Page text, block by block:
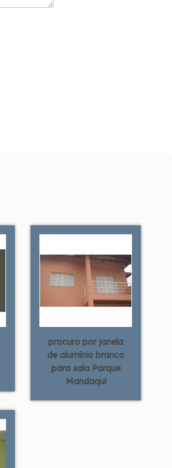
procuro por janela
de alumínio branco
para sala Parque
Mandaqui